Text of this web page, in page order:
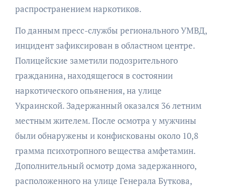
распространением наркотиков.
По данным пресс-службы регионального УМВД,
инцидент зафиксирован в областном центре.
Полицейские заметили подозрительного
гражданина, находящегося в состоянии
наркотического опьянения, на улице
Украинской. Задержанный оказался 36 летним
местным жителем. После осмотра у мужчины
были обнаружены и конфискованы около 10,8
грамма психотропного вещества амфетамин.
Дополнительный осмотр дома задержанного,
расположенного на улице Генерала Буткова,